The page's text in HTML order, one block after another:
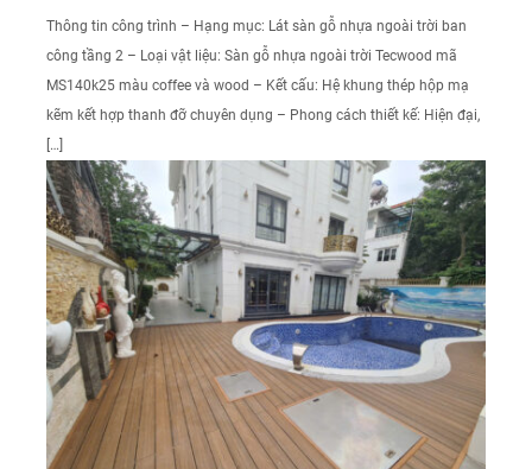
Thông tin công trình – Hạng mục: Lát sàn gỗ nhựa ngoài trời ban
công tầng 2 – Loại vật liệu: Sàn gỗ nhựa ngoài trời Tecwood mã
MS140k25 màu coffee và wood – Kết cấu: Hệ khung thép hộp mạ
kẽm kết hợp thanh đỡ chuyên dụng – Phong cách thiết kế: Hiện đại,
[…]